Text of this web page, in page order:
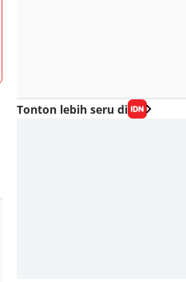
Tonton lebih seru di